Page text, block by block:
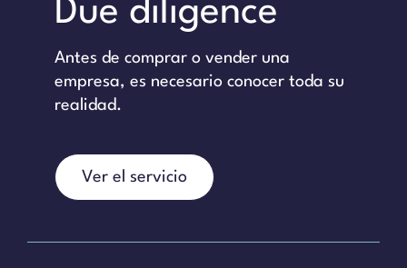
Due diligence
Antes de comprar o vender una
empresa, es necesario conocer toda su
realidad.
Ver el servicio